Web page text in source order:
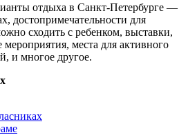
отдыха в Санкт-Петербурге —
достопримечательности для
сходить с ребенком, выставки,
места для активного
и многое другое.